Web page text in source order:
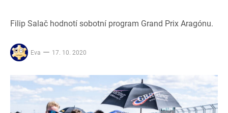
Filip Salač hodnotí sobotní program Grand Prix Aragónu.
Eva 17. 10. 2020